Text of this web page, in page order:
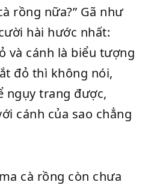
rồng nữa?” Gã như
hài hước nhất:
và cánh là biểu tượng
đỏ thì không nói,
ngụy trang được,
cánh của sao chẳng
cà rồng còn chưa